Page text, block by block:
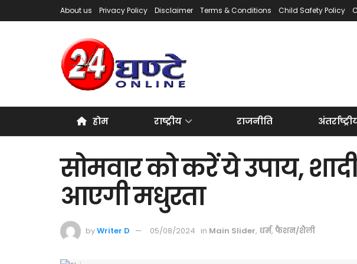
About us Privacy Policy Disclaimer Terms & Conditions Child Safety Policy
होम राष्ट्रीय राजनीति
सोमवार को करें ये उपाय,
आएगी मधुरता
byWriter D 05/08/2024 in Main Slider, धर्म, फैशन/शैली